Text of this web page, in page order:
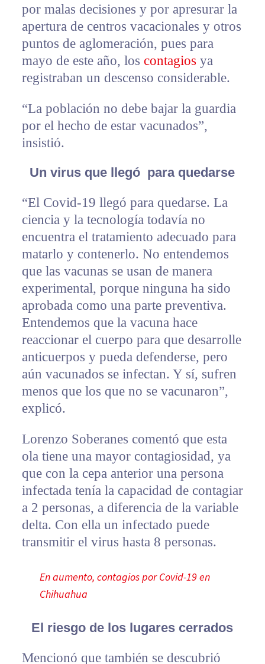
por malas decisiones y por apresurar la
apertura de centros vacacionales y otros
puntos de aglomeración, pues para
mayo de este año, los contagios ya
registraban un descenso considerable.
“La población no debe bajar la guardia
por el hecho de estar vacunados”,
insistió.
Un virus que llegó para quedarse
“El Covid-19 llegó para quedarse. La
ciencia y la tecnología todavía no
encuentra el tratamiento adecuado para
matarlo y contenerlo. No entendemos
que las vacunas se usan de manera
experimental, porque ninguna ha sido
aprobada como una parte preventiva.
Entendemos que la vacuna hace
reaccionar el cuerpo para que desarrolle
anticuerpos y pueda defenderse, pero
aún vacunados se infectan. Y sí, sufren
menos que los que no se vacunaron”,
explicó.
Lorenzo Soberanes comentó que esta
ola tiene una mayor contagiosidad, ya
que con la cepa anterior una persona
infectada tenía la capacidad de contagiar
a 2 personas, a diferencia de la variable
delta. Con ella un infectado puede
transmitir el virus hasta 8 personas.
En aumento, contagios por Covid-19 en
Chihuahua
El riesgo de los lugares cerrados
Mencionó que también se descubrió